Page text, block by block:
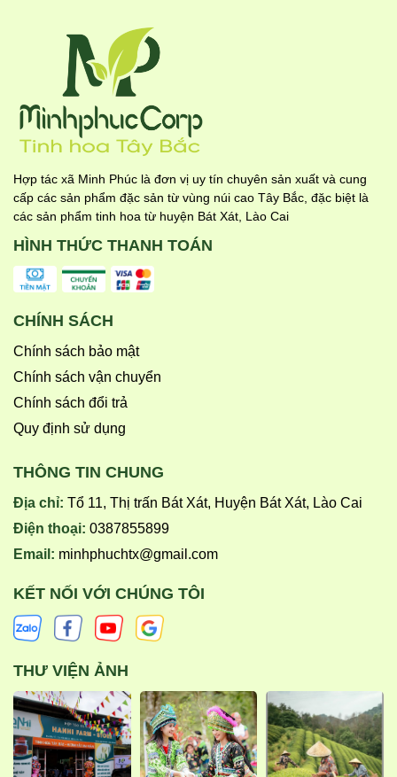
Hợp tác xã Minh Phúc là đơn vị uy tín chuyên sản xuất và cung
cấp các sản phẩm đặc sản từ vùng núi cao Tây Bắc, đặc biệt là
các sản phẩm tinh hoa từ huyện Bát Xát, Lào Cai
HÌNH THỨC THANH TOÁN
CHÍNH SÁCH
Chính sách bảo mật
Chính sách vận chuyển
Chính sách đổi trả
Quy định sử dụng
THÔNG TIN CHUNG
Địa chỉ: Tổ 11, Thị trấn Bát Xát, Huyện Bát Xát, Lào Cai
Điện thoại: 0387855899
Email: minhphuchtx@gmail.com
KẾT NỐI VỚI CHÚNG TÔI
THƯ VIỆN ẢNH